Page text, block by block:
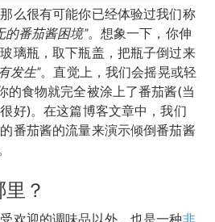
么很有可能你已经体验过我们称
番茄酱困境”。想象一下，你伸
璃瓶，取下瓶盖，把瓶子倒过来
发生”。直觉上，我们会摇晃或轻
食物就完全被涂上了番茄酱(当
好)。在这篇博客文章中，我们
番茄酱的流量来演示倾倒番茄酱
？
欢迎的调味品以外，也是一种非